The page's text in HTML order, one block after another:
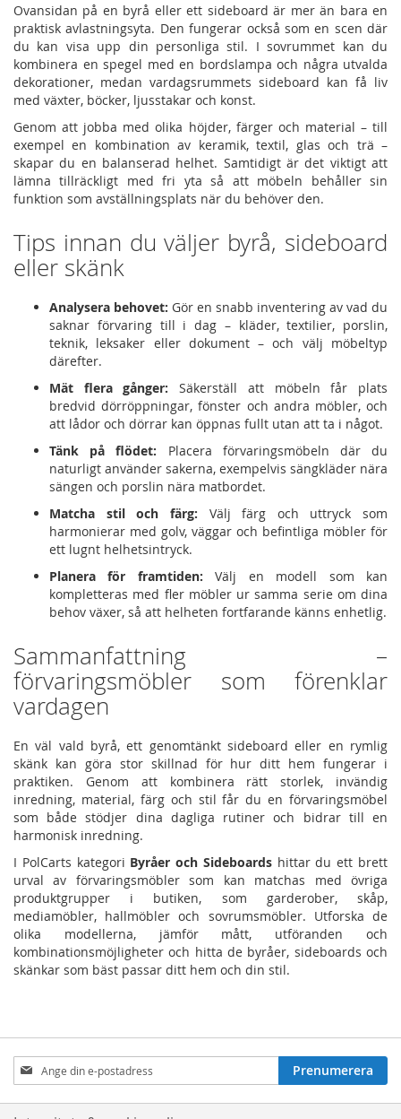
Ovansidan på en byrå eller ett sideboard är mer än bara en
praktisk avlastningsyta. Den fungerar också som en scen där
du kan visa upp din personliga stil. I sovrummet kan du
kombinera en spegel med en bordslampa och några utvalda
dekorationer, medan vardagsrummets sideboard kan få liv
med växter, böcker, ljusstakar och konst.
Genom att jobba med olika höjder, färger och material – till
exempel en kombination av keramik, textil, glas och trä –
skapar du en balanserad helhet. Samtidigt är det viktigt att
lämna tillräckligt med fri yta så att möbeln behåller sin
funktion som avställningsplats när du behöver den.
Tips innan du väljer byrå, sideboard
eller skänk
Analysera behovet: Gör en snabb inventering av vad du
saknar förvaring till i dag – kläder, textilier, porslin,
teknik, leksaker eller dokument – och välj möbeltyp
därefter.
Mät flera gånger: Säkerställ att möbeln får plats
bredvid dörröppningar, fönster och andra möbler, och
att lådor och dörrar kan öppnas fullt utan att ta i något.
Tänk på flödet: Placera förvaringsmöbeln där du
naturligt använder sakerna, exempelvis sängkläder nära
sängen och porslin nära matbordet.
Matcha stil och färg: Välj färg och uttryck som
harmonierar med golv, väggar och befintliga möbler för
ett lugnt helhetsintryck.
Planera för framtiden: Välj en modell som kan
kompletteras med fler möbler ur samma serie om dina
behov växer, så att helheten fortfarande känns enhetlig.
Sammanfattning –
förvaringsmöbler som förenklar
vardagen
En väl vald byrå, ett genomtänkt sideboard eller en rymlig
skänk kan göra stor skillnad för hur ditt hem fungerar i
praktiken. Genom att kombinera rätt storlek, invändig
inredning, material, färg och stil får du en förvaringsmöbel
som både stödjer dina dagliga rutiner och bidrar till en
harmonisk inredning.
I PolCarts kategori Byråer och Sideboardshittar du ett brett
urval av förvaringsmöbler som kan matchas med övriga
produktgrupper i butiken, som garderober, skåp,
mediamöbler, hallmöbler och sovrumsmöbler. Utforska de
olika modellerna, jämför mått, utföranden och
kombinationsmöjligheter och hitta de byråer, sideboards och
skänkar som bäst passar ditt hem och din stil.
Prenumerera
på
nyhetsbrev:
Prenumerera